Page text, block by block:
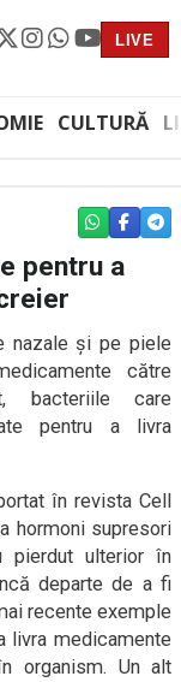
LIVE
CULTURĂ
WHATSAPP
pentru a
nazale și pe piele
către
bacteriile care
pentru a livra
în revista Cell
hormoni supresori
pierdut ulterior în
departe de a fi
recente exemple
livra medicamente
organism. Un alt